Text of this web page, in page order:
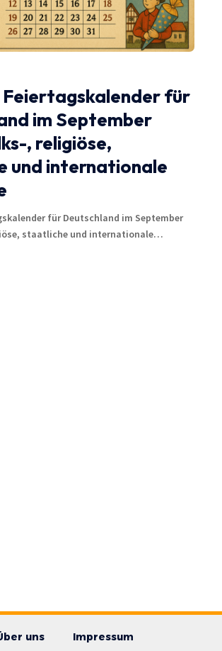
Feiertagskalender für
im September
, religiöse,
und internationale
für Deutschland im September
staatliche und internationale…
uns Impressum